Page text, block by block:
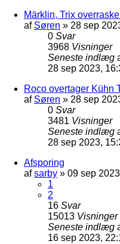
Märklin, Trix
af Søren » 28 sep
0 Svar
3968 Visninger
Seneste indlæg
28 sep 2023,
Roco overtager Kühn
af Søren » 28 sep
0 Svar
3481 Visninger
Seneste indlæg
28 sep 2023,
Afsporing
afsarby » 09 sep
1
2
16 Svar
15013 Visninger
Seneste indlæg
16 sep 2023,